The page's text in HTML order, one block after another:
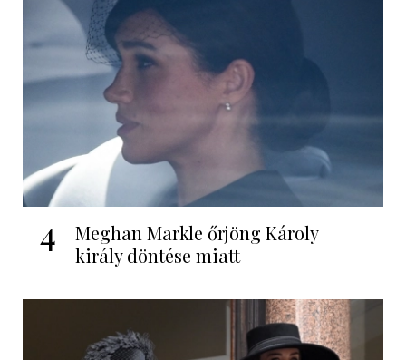
4
Meghan Markle őrjöng Károly
király döntése miatt